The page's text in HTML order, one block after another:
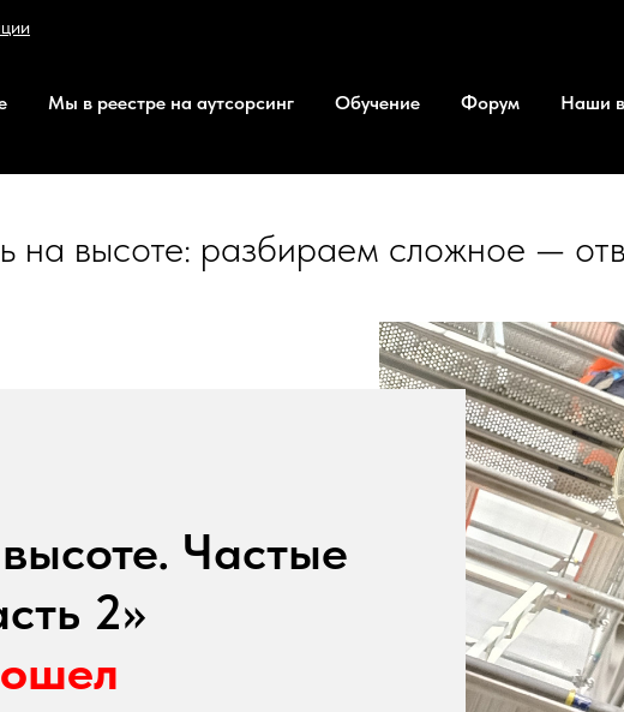
Мы в реестре на аутсорсинг Обучение Форум Наши
на высоте: разбираем сложное —
Частые
2»